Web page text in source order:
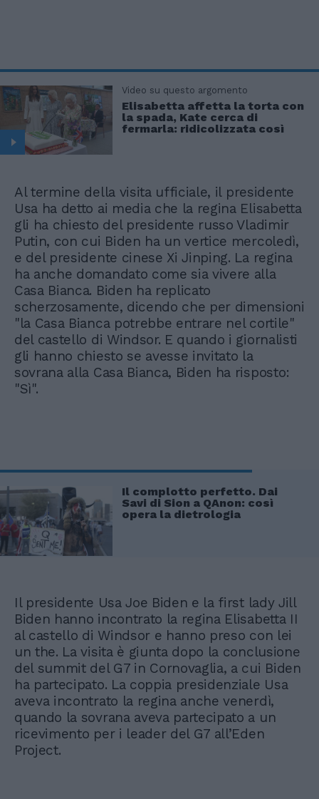
Video su questo argomento
Elisabetta affetta la torta con
la spada, Kate cerca di
fermarla: ridicolizzata così
Al termine della visita ufficiale, il presidente
Usa ha detto ai media che la regina Elisabetta
gli ha chiesto del presidente russo Vladimir
Putin, con cui Biden ha un vertice mercoledì,
e del presidente cinese Xi Jinping. La regina
ha anche domandato come sia vivere alla
Casa Bianca. Biden ha replicato
scherzosamente, dicendo che per dimensioni
"la Casa Bianca potrebbe entrare nel cortile"
del castello di Windsor. E quando i giornalisti
gli hanno chiesto se avesse invitato la
sovrana alla Casa Bianca, Biden ha risposto:
"Sì".
Il complotto perfetto. Dai
Savi di Sion a QAnon: così
opera la dietrologia
Il presidente Usa Joe Biden e la first lady Jill
Biden hanno incontrato la regina Elisabetta II
al castello di Windsor e hanno preso con lei
un the. La visita è giunta dopo la conclusione
del summit del G7 in Cornovaglia, a cui Biden
ha partecipato. La coppia presidenziale Usa
aveva incontrato la regina anche venerdì,
quando la sovrana aveva partecipato a un
ricevimento per i leader del G7 all’Eden
Project.